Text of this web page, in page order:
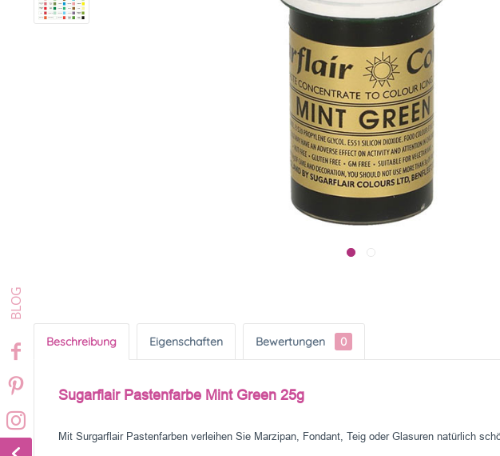
Beschreibung Eigenschaften Bewertungen 0
Sugarflair Pastenfarbe Mint Green 25g
Mit Surgarflair Pastenfarben verleihen Sie Marzipan, Fondant, Teig oder Glasuren natürlich